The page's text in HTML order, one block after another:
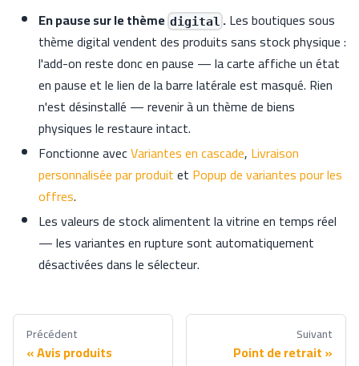
En pause sur le thème digital .Les boutiques sous
thème digital vendent des produits sans stock physique :
l'add-on reste donc en pause — la carte affiche un état
en pause et le lien de la barre latérale est masqué. Rien
n'est désinstallé — revenir à un thème de biens
physiques le restaure intact.
Fonctionne avecVariantes en cascade, Livraison
personnalisée par produitet Popup de variantes pour les
offres.
Les valeurs de stock alimentent la vitrine en temps réel
— les variantes en rupture sont automatiquement
désactivées dans le sélecteur.
Précédent
Avis produits
Suivant
Point de retrait